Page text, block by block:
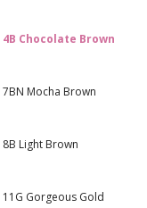
4B Chocolate Brown
7BN Mocha Brown
8B Light Brown
11G Gorgeous Gold